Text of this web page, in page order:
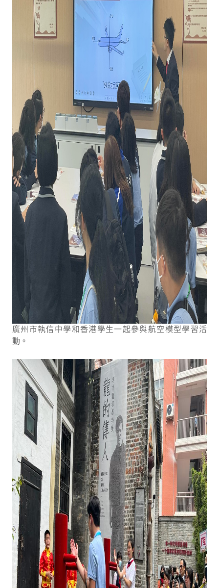
廣州市執信中學和香港學生一起參與航空模型學習活
動。